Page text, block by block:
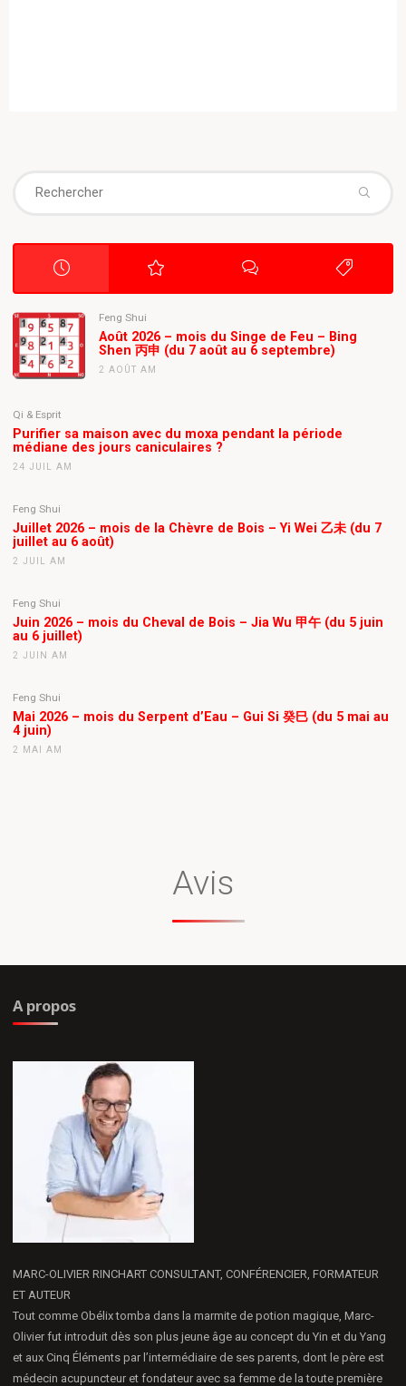
Feng Shui
Août 2026 – mois du Singe de Feu – Bing
Shen 丙申 (du 7 août au 6 septembre)
2 AOÛT AM
Qi & Esprit
Purifier sa maison avec du moxa pendant la période
médiane des jours caniculaires ?
24 JUIL AM
Feng Shui
Juillet 2026 – mois de la Chèvre de Bois – Yi Wei 乙未 (du 7
juillet au 6 août)
2 JUIL AM
Feng Shui
Juin 2026 – mois du Cheval de Bois – Jia Wu 甲午 (du 5 juin
au 6 juillet)
2 JUIN AM
Feng Shui
Mai 2026 – mois du Serpent d’Eau – Gui Si 癸巳 (du 5 mai au
4 juin)
2 MAI AM
Avis
A propos
MARC-OLIVIER RINCHART CONSULTANT, CONFÉRENCIER, FORMATEUR
ET AUTEUR
Tout comme Obélix tomba dans la marmite de potion magique, Marc-
Olivier fut introduit dès son plus jeune âge au concept du Yin et du Yang
et aux Cinq Éléments par l’intermédiaire de ses parents, dont le père est
médecin acupuncteur et fondateur avec sa femme de la toute première